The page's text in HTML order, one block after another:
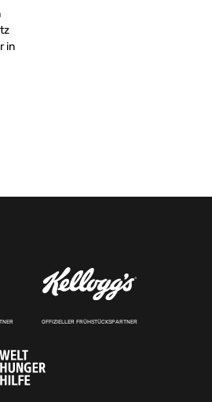
in
OFFIZIELLER FRÜHSTÜCKSPARTNER